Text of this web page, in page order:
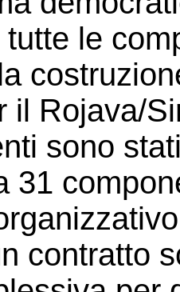
le
il Rojava/
sono
31
contratto